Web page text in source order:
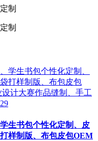
生书包个性化定制、皮
样制版、布包皮包OEM